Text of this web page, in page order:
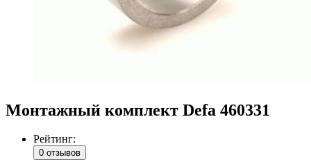
Монтажный комплект Defa 460331
Рейтинг:
0 отзывов